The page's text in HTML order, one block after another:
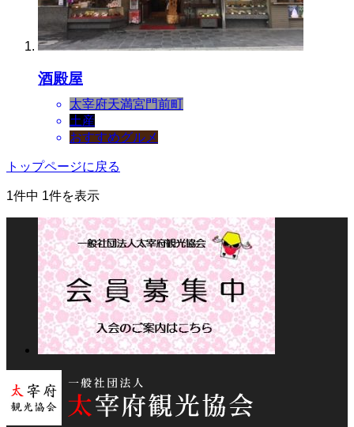
酒殿屋
太宰府天満宮門前町
土産
おすすめグルメ
トップページに戻る
1件中 1件を表示